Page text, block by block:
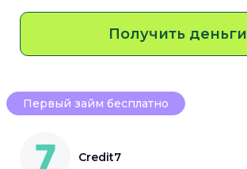
Получить деньги
Первый займ бесплатно
Credit7